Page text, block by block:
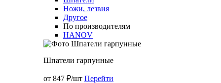
Ножи, лезвия
Другое
По производителям
HANOV
Шпатели гарпунные
от 847 ₽/шт Перейти